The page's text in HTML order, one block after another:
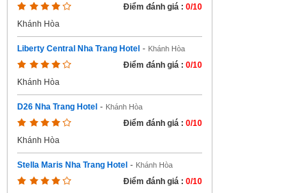
Điểm đánh giá : 0/10
Khánh Hòa
Liberty Central Nha Trang Hotel - Khánh Hòa
Điểm đánh giá : 0/10
Khánh Hòa
D26 Nha Trang Hotel - Khánh Hòa
Điểm đánh giá : 0/10
Khánh Hòa
Stella Maris Nha Trang Hotel - Khánh Hòa
Điểm đánh giá : 0/10